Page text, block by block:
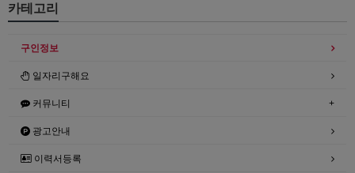
카테고리
구인정보
일자리구해요
커뮤니티
광고안내
이력서등록